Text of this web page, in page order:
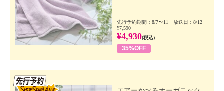
先行予約期間：8/7〜11 放送日：8/12
¥7,590
¥4,930(税込)
35%OFF